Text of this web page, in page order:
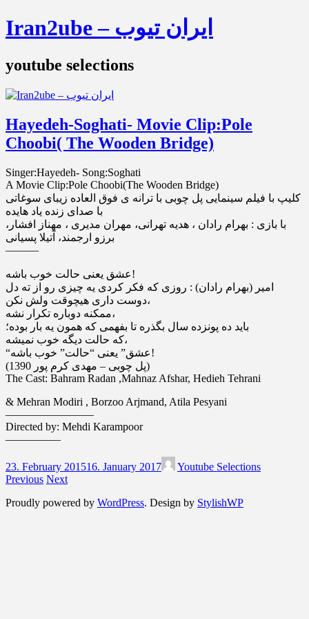
Iran2ube – ایران تیوب
youtube selections
Hayedeh-Soghati- Movie Clip:Pole
Choobi( The Wooden Bridge)
Singer:Hayedeh- Song:Soghati
A Movie Clip:Pole Choobi(The Wooden Bridge)
کلیپ با فیلم سینمایی پل چوبی با ترانه ی فوق العاده زیبای سوغاتی
با صدای زنده یاد هایده
با بازی : بهرام رادان ، هدیه تهرانی، مهران مدیری ، مهناز افشار،
برزو ارجمند، آتیلا پسیانی
———
عشق یعنی حالت خوب باشه!
امیر (بهرام رادان) : روزی که فکر کردی یه چیزی رو از ته دل
دوست داری هیچوقت ولش نکن،
ممکنه دوباره تکرار نشه،
باید ده پونزده سال بگذره تا بفهمی که همون یه بار بوده؛
که حالت دیگه خوب نمیشه،
“عشق” یعنی “حالت” خوب باشه!
(پل چوبی – مهدی کرم پور 1390)
The Cast: Bahram Radan ,Mahnaz Afshar, Hedieh Tehrani
& Mehran Modiri , Borzoo Arjmand, Atila Pesyani
————————
Directed by: Mehdi Karampoor
—————
23. February 201516. January 2017
Youtube Selections
Previous Next
Proudly powered by WordPress. Design by StylishWP